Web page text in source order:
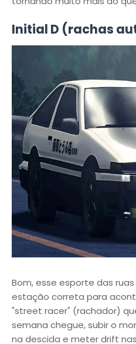
Initial D (rachas
Bom, esse esporte das
estação correta para
"street racer" (rachador)
semana chegue, subir o
na descida e meter drift